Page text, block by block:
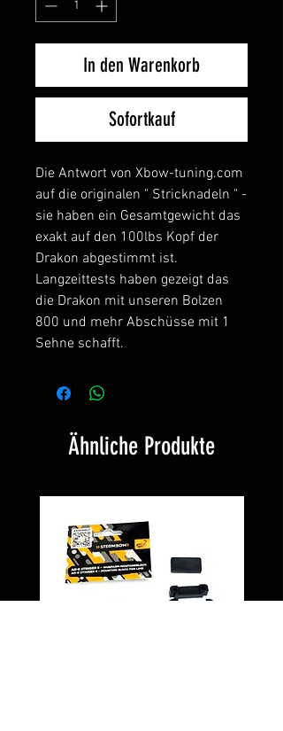
In den Warenkorb
Sofortkauf
Die Antwort von Xbow-tuning.com
auf die originalen " Stricknadeln " -
sie haben ein Gesamtgewicht das
exakt auf den 100lbs Kopf der
Drakon abgestimmt ist.
Langzeittests haben gezeigt das
die Drakon mit unseren Bolzen
800 und mehr Abschüsse mit 1
Sehne schafft.
Ähnliche Produkte